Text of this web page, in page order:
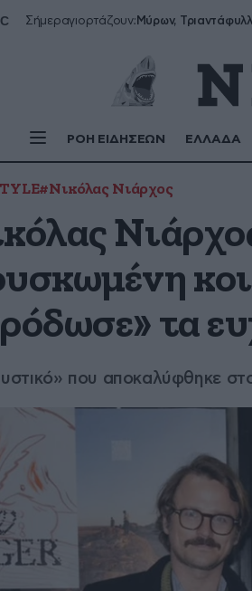
Σήμεραγιορτάζουν:
ΡΟΗ ΕΙΔΗΣΕΩΝ ΕΛΛΑΔΑ
#Νικόλας Νιάρχος
τα
που αποκαλύφθηκε